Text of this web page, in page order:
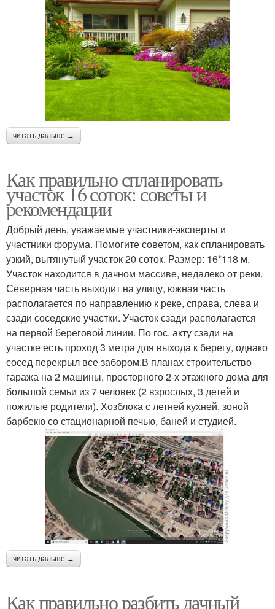
читать дальше →
Как правильно спланировать
участок 16 соток: советы и
рекомендации
Добрый день, уважаемые участники-эксперты и
участники форума. Помогите советом, как спланировать
узкий, вытянутый участок 20 соток. Размер: 16*118 м.
Участок находится в дачном массиве, недалеко от реки.
Северная часть выходит на улицу, южная часть
располагается по направлению к реке, справа, слева и
сзади соседские участки. Участок сзади располагается
на первой береговой линии. По гос. акту сзади на
участке есть проход 3 метра для выхода к берегу, однако
сосед перекрыл все забором.В планах строительство
гаража на 2 машины, просторного 2-х этажного дома для
большой семьи из 7 человек (2 взрослых, 3 детей и
пожилые родители). Хозблока с летней кухней, зоной
барбекю со стационарной печью, баней и студией.
читать дальше →
Как правильно разбить дачный